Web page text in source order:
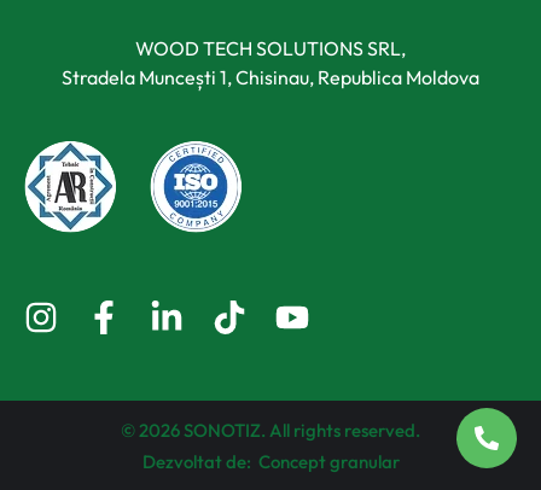
WOOD TECH SOLUTIONS SRL,
Stradela Muncești 1, Chisinau, Republica Moldova
© 2026 SONOTIZ. All rights reserved.
Dezvoltat de: Concept granular